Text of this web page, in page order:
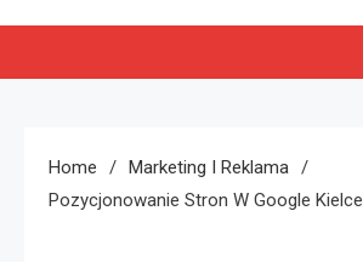
Home
Marketing I Reklama
Pozycjonowanie Stron W Google Kielce